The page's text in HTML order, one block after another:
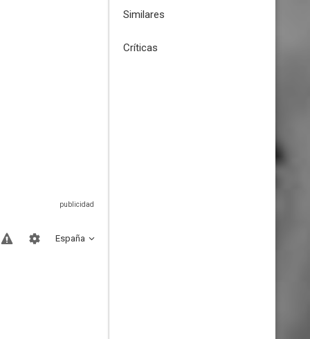
España
Similares
Críticas